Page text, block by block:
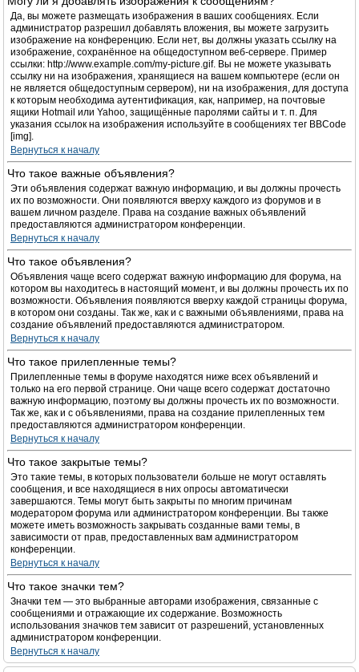
Да, вы можете размещать изображения в ваших сообщениях. Если
администратор разрешил добавлять вложения, вы можете загрузить
изображение на конференцию. Если нет, вы должны указать ссылку на
изображение, сохранённое на общедоступном веб-сервере. Пример
ссылки: http://www.example.com/my-picture.gif. Вы не можете указывать
ссылку ни на изображения, хранящиеся на вашем компьютере (если он
не является общедоступным сервером), ни на изображения, для доступа
к которым необходима аутентификация, как, например, на почтовые
ящики Hotmail или Yahoo, защищённые паролями сайты и т. п. Для
указания ссылок на изображения используйте в сообщениях тег BBCode
[img].
Вернуться к началу
Что такое важные объявления?
Эти объявления содержат важную информацию, и вы должны прочесть
их по возможности. Они появляются вверху каждого из форумов и в
вашем личном разделе. Права на создание важных объявлений
предоставляются администратором конференции.
Вернуться к началу
Что такое объявления?
Объявления чаще всего содержат важную информацию для форума, на
котором вы находитесь в настоящий момент, и вы должны прочесть их по
возможности. Объявления появляются вверху каждой страницы форума,
в котором они созданы. Так же, как и с важными объявлениями, права на
создание объявлений предоставляются администратором.
Вернуться к началу
Что такое прилепленные темы?
Прилепленные темы в форуме находятся ниже всех объявлений и
только на его первой странице. Они чаще всего содержат достаточно
важную информацию, поэтому вы должны прочесть их по возможности.
Так же, как и с объявлениями, права на создание прилепленных тем
предоставляются администратором конференции.
Вернуться к началу
Что такое закрытые темы?
Это такие темы, в которых пользователи больше не могут оставлять
сообщения, и все находящиеся в них опросы автоматически
завершаются. Темы могут быть закрыты по многим причинам
модератором форума или администратором конференции. Вы также
можете иметь возможность закрывать созданные вами темы, в
зависимости от прав, предоставленных вам администратором
конференции.
Вернуться к началу
Что такое значки тем?
Значки тем — это выбранные авторами изображения, связанные с
сообщениями и отражающие их содержание. Возможность
использования значков тем зависит от разрешений, установленных
администратором конференции.
Вернуться к началу